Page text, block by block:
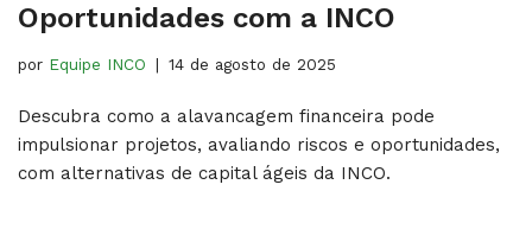
Oportunidades com a INCO
por Equipe INCO 14 de agosto de 2025
Descubra como a alavancagem financeira pode
impulsionar projetos, avaliando riscos e oportunidades,
com alternativas de capital ágeis da INCO.